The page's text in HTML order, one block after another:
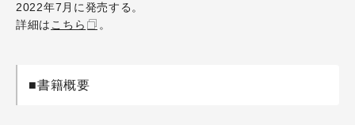
2022年7月に発売する。
詳細は こちら 。
■書籍概要